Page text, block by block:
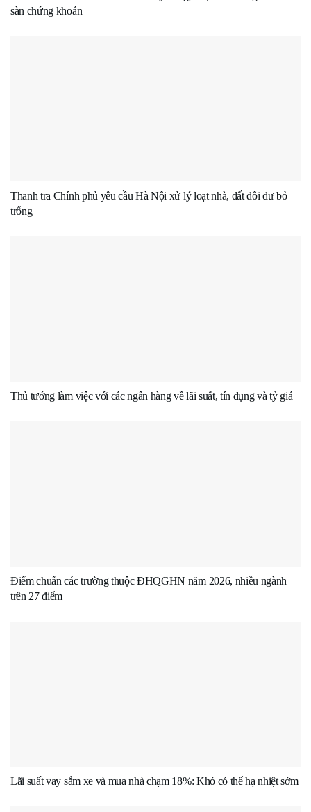
sàn chứng khoán
Thanh tra Chính phủ yêu cầu Hà Nội xử lý loạt nhà, đất dôi dư bỏ
trống
Thủ tướng làm việc với các ngân hàng về lãi suất, tín dụng và tỷ giá
Điểm chuẩn các trường thuộc ĐHQGHN năm 2026, nhiều ngành
trên 27 điểm
Lãi suất vay sắm xe và mua nhà chạm 18%: Khó có thể hạ nhiệt sớm